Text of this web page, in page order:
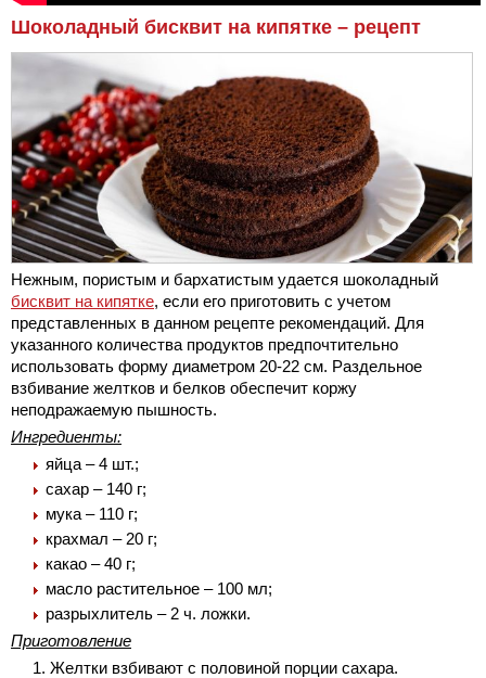
Шоколадный бисквит на кипятке – рецепт
Нежным, пористым и бархатистым удается шоколадный
бисквит на кипятке, если его приготовить с учетом
представленных в данном рецепте рекомендаций. Для
указанного количества продуктов предпочтительно
использовать форму диаметром 20-22 см. Раздельное
взбивание желтков и белков обеспечит коржу
неподражаемую пышность.
Ингредиенты:
яйца – 4 шт.;
сахар – 140 г;
мука – 110 г;
крахмал – 20 г;
какао – 40 г;
масло растительное – 100 мл;
разрыхлитель – 2 ч. ложки.
Приготовление
Желтки взбивают с половиной порции сахара.